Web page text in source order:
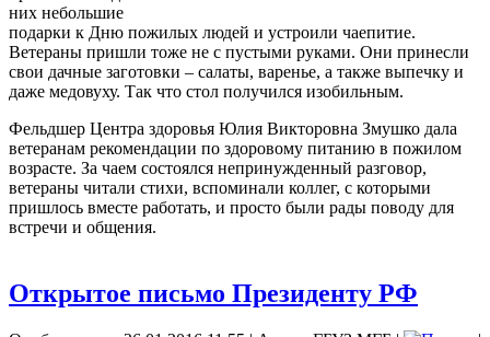
них небольшие
подарки к Дню пожилых людей и устроили чаепитие.
Ветераны пришли тоже не с пустыми руками. Они принесли
свои дачные заготовки – салаты, варенье, а также выпечку и
даже медовуху. Так что стол получился изобильным.
Фельдшер Центра здоровья Юлия Викторовна Змушко дала
ветеранам рекомендации по здоровому питанию в пожилом
возрасте. За чаем состоялся непринужденный разговор,
ветераны читали стихи, вспоминали коллег, с которыми
пришлось вместе работать, и просто были рады поводу для
встречи и общения.
Открытое письмо Президенту РФ